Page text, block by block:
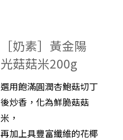
［奶素］黃金陽
光菇菇米200g
選用飽滿圓潤杏鮑菇切丁
後炒香，化為鮮脆菇菇
米，
再加上具豐富纖維的花椰